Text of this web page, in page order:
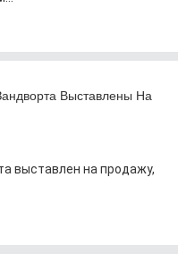
Выставлены На
выставлен на продажу,